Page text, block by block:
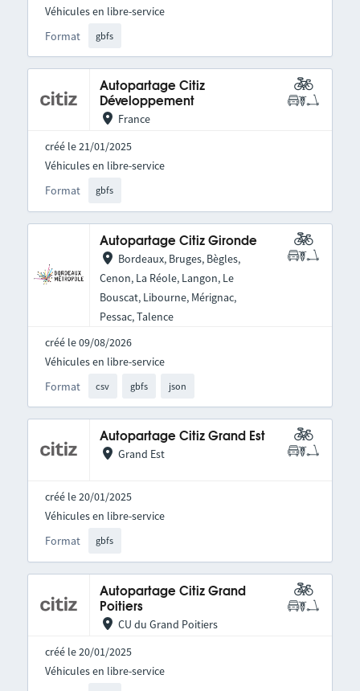
Format gbfs
Véhicules en libre-service
Autopartage Citiz
Développement
France
créé le 21/01/2025
Format gbfs
Véhicules en libre-service
Autopartage Citiz Gironde
Bordeaux, Bruges, Bègles,
Cenon, La Réole, Langon, Le
Bouscat, Libourne, Mérignac,
Pessac, Talence
créé le 09/08/2026
Format csv gbfs json
Véhicules en libre-service
Autopartage Citiz Grand Est
Grand Est
créé le 20/01/2025
Format gbfs
Véhicules en libre-service
Autopartage Citiz Grand
Poitiers
CU du Grand Poitiers
créé le 20/01/2025
Véhicules en libre-service